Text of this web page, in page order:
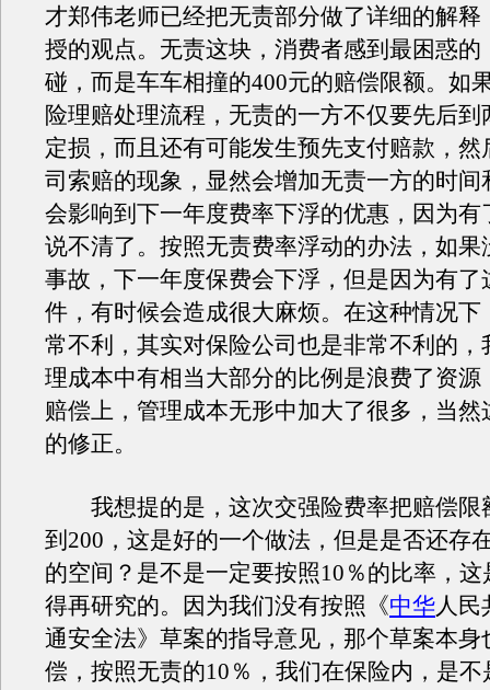
才郑伟老师已经把无责部分做了详细的解释
授的观点。无责这块，消费者感到最困惑的
碰，而是车车相撞的400元的赔偿限额。如
险理赔处理流程，无责的一方不仅要先后到
定损，而且还有可能发生预先支付赔款，然
司索赔的现象，显然会增加无责一方的时间
会影响到下一年度费率下浮的优惠，因为有
说不清了。按照无责费率浮动的办法，如果
事故，下一年度保费会下浮，但是因为有了
件，有时候会造成很大麻烦。在这种情况下
常不利，其实对保险公司也是非常不利的，
理成本中有相当大部分的比例是浪费了资源
赔偿上，管理成本无形中加大了很多，当然
的修正。
我想提的是，这次交强险费率把赔偿限
到200，这是好的一个做法，但是是否还存
的空间？是不是一定要按照10％的比率，
得再研究的。因为我们没有按照《中华人民
通安全法》草案的指导意见，那个草案本身
偿，按照无责的10％，我们在保险内，是